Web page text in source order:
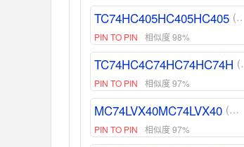
TC74HC405HC405HC405 (东芝-Toshiba)
PIN TO PIN 相似度 98%
TC74HC4C74HC74HC74H (东芝-Toshiba)
PIN TO PIN 相似度 97%
MC74LVX40MC74LVX40 (安森美-ON)
PIN TO PIN 相似度 97%